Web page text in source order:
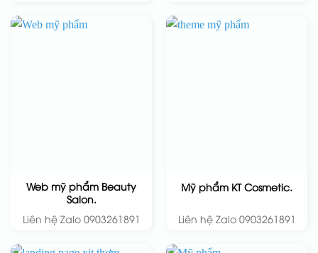
Web mỹ phẩm Beauty
Salon.
Liên hệ Zalo 0903261891
Mỹ phẩm KT Cosmetic.
Liên hệ Zalo 0903261891